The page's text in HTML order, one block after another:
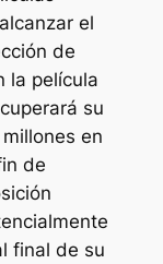
el
de
la película
su
en
de
final de su